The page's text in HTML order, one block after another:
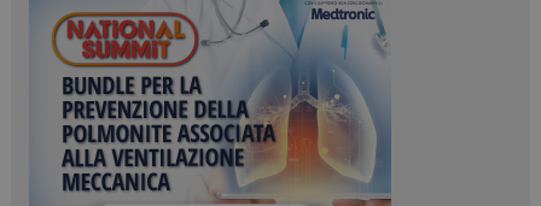
PHPSESSID
PHP.net
www.dailyhealthindustry.it